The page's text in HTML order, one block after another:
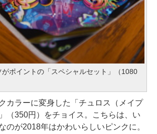
ポイントの「スペシャルセット」（1080
カラーに変身した「チュロス（メイプ
（350円）をチョイス。こちらは、い
のが2018年はかわいらしいピンクに。